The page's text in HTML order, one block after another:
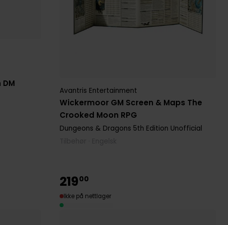
Wickermoor GM Screen & Maps The
Crooked Moon RPG
Avantris Entertainment
Dungeons & Dragons 5th Edition Unofficial
21900
Ikke på nettlager